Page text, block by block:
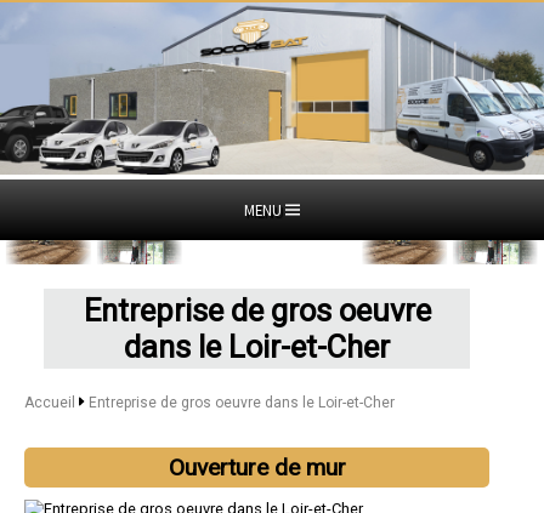
MENU
Entreprise de gros oeuvre
dans le Loir-et-Cher
Accueil Entreprise de gros oeuvre dans le Loir-et-Cher
Ouverture de mur